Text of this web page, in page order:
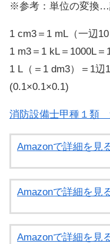
※参考：単位の変換…
1 cm3＝1 mL（一辺10
1 m3＝1 kL＝1000L＝
1 L（＝1 dm3）＝1辺
(0.1×0.1×0.1)
消防設備士甲種１類
Amazonで詳細を見
Amazonで詳細を見
Amazonで詳細を見